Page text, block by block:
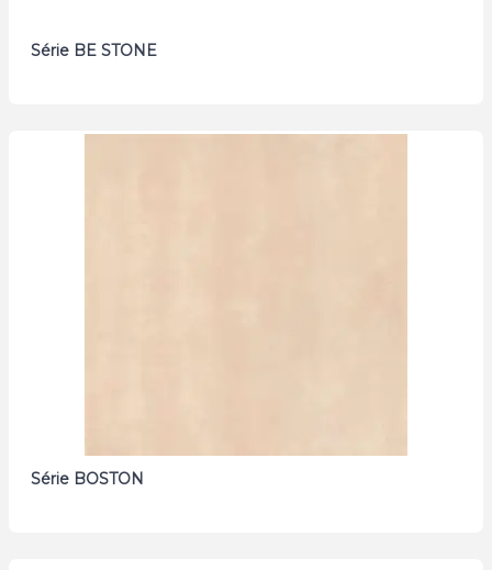
Série BE STONE
Série BOSTON